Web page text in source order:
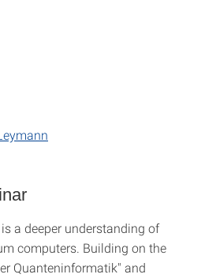
a deeper understanding of
computers. Building on the
Quanteninformatik" and